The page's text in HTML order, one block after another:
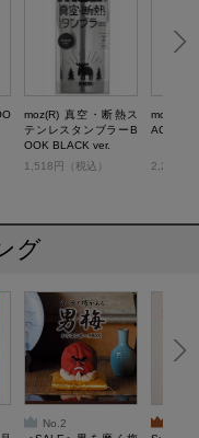
moz(R) 真空・断熱ス
テンレスタンブラーB
OOK BLACK ver.
1,518円（税込）
moz(R)
2,221円
グ
No.2